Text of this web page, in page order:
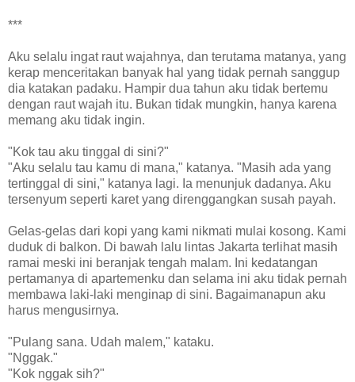
***
Aku selalu ingat raut wajahnya, dan terutama matanya, yang
kerap menceritakan banyak hal yang tidak pernah sanggup
dia katakan padaku. Hampir dua tahun aku tidak bertemu
dengan raut wajah itu. Bukan tidak mungkin, hanya karena
memang aku tidak ingin.
"Kok tau aku tinggal di sini?"
"Aku selalu tau kamu di mana," katanya. "Masih ada yang
tertinggal di sini," katanya lagi. Ia menunjuk dadanya. Aku
tersenyum seperti karet yang direnggangkan susah payah.
Gelas-gelas dari kopi yang kami nikmati mulai kosong. Kami
duduk di balkon. Di bawah lalu lintas Jakarta terlihat masih
ramai meski ini beranjak tengah malam. Ini kedatangan
pertamanya di apartemenku dan selama ini aku tidak pernah
membawa laki-laki menginap di sini. Bagaimanapun aku
harus mengusirnya.
"Pulang sana. Udah malem," kataku.
"Nggak."
"Kok nggak sih?"